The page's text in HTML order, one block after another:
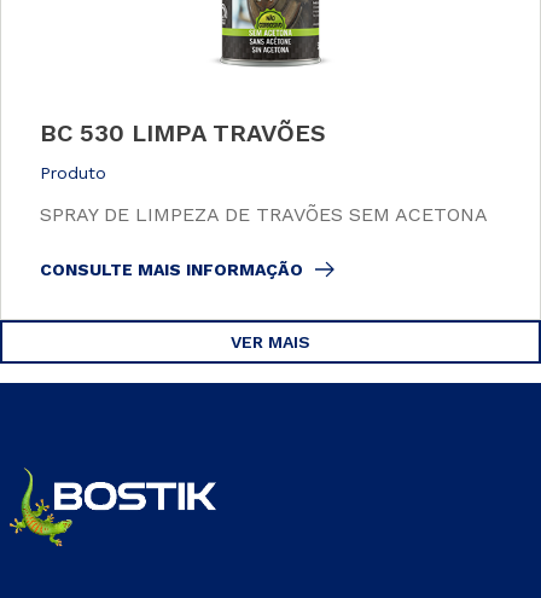
BC 530 LIMPA TRAVÕES
Produto
SPRAY DE LIMPEZA DE TRAVÕES SEM ACETONA
CONSULTE MAIS INFORMAÇÃO
VER MAIS